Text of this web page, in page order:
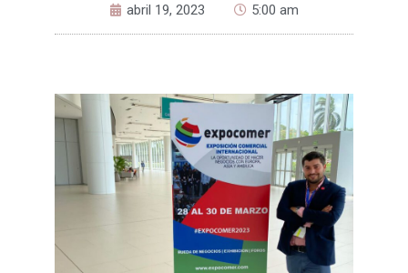
abril 19, 2023 5:00 am